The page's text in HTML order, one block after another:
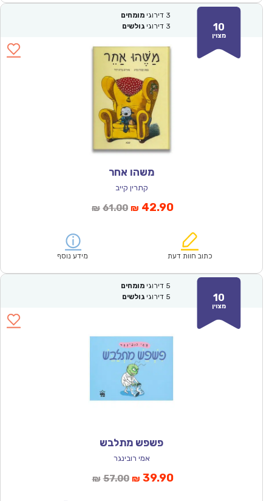
10
מצוין
3 דירוגי מומחים
3 דירוגי גולשים
משהו אחר
קתרין קייב
₪ 61.00המחיר
₪61.00.
₪ 42.90המחיר
הוא:
כתוב חוות דעת מידע נוסף
10
מצוין
5 דירוגי מומחים
5 דירוגי גולשים
פשפש מתלבש
אמי רובינגר
₪ 57.00המחיר
₪ 39.90המחיר